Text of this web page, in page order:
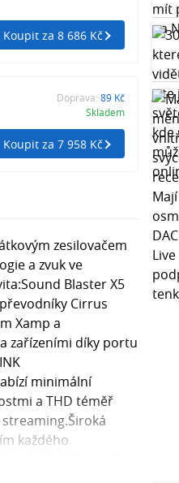
Koupit za 8 686 Kč
Doprava: 89 Kč
Skladem
Koupit za 7 958 Kč
zesilovačem
a zvuk ve
Blaster X5
Cirrus
Xamp a
zařízeními díky portu
minimální
a THD téměř
každého
Logic